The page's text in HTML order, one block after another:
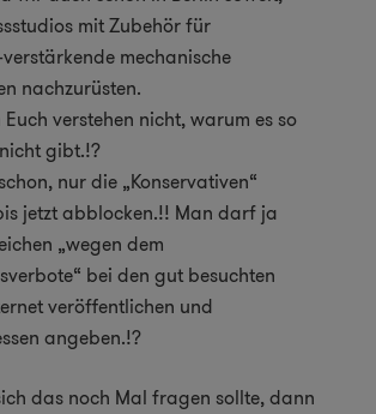
mit Zubehör für
mechanische
nachzurüsten.
verstehen nicht, warum es so
gibt.!?
nur die „Konservativen“
jetzt abblocken.!! Man darf ja
„wegen dem
bei den gut besuchten
veröffentlichen und
angeben.!?
das noch Mal fragen sollte, dann